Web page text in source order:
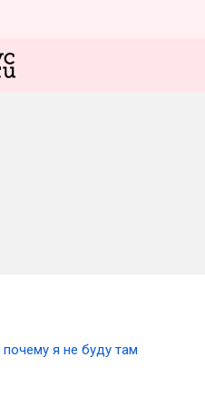
я не буду там